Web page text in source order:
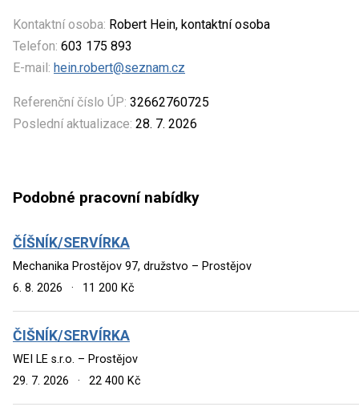
Kontaktní osoba: Robert Hein, kontaktní osoba
Telefon: 603 175 893
E-mail: hein.robert@seznam.cz
Referenční číslo ÚP: 32662760725
Poslední aktualizace: 28. 7. 2026
Podobné pracovní nabídky
ČÍŠNÍK/SERVÍRKA
Mechanika Prostějov 97, družstvo – Prostějov
6. 8. 2026
· 11 200 Kč
ČIŠNÍK/SERVÍRKA
WEI LE s.r.o. – Prostějov
29. 7. 2026
· 22 400 Kč